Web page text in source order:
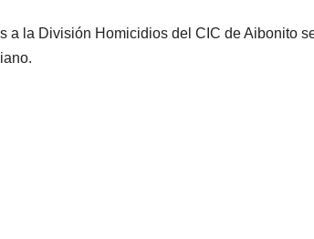
a la División Homicidios del CIC de Aibonito